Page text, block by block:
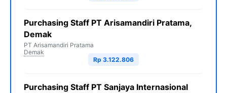
Purchasing Staff PT Arisamandiri Pratama,
Demak
PT Arisamandiri Pratama
Demak
Rp 3.122.806
Purchasing Staff PT Sanjaya Internasional